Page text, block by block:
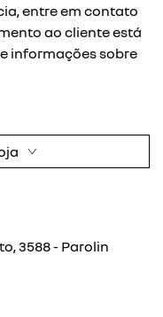
entre em contato
ao cliente está
informações sobre
3588 - Parolin